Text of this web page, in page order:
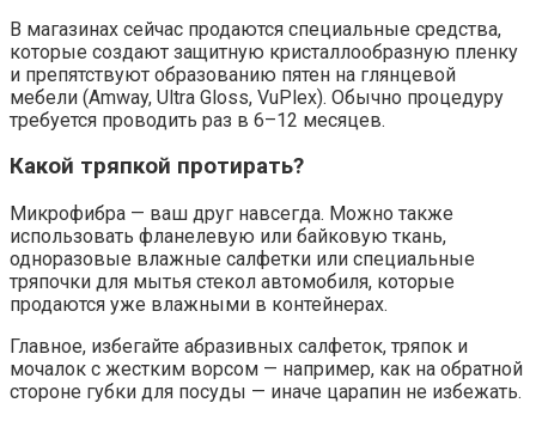
В магазинах сейчас продаются специальные средства,
которые создают защитную кристаллообразную пленку
и препятствуют образованию пятен на глянцевой
мебели (Amway, Ultra Gloss, VuPlex). Обычно процедуру
требуется проводить раз в 6–12 месяцев.
Какой тряпкой протирать?
Микрофибра — ваш друг навсегда. Можно также
использовать фланелевую или байковую ткань,
одноразовые влажные салфетки или специальные
тряпочки для мытья стекол автомобиля, которые
продаются уже влажными в контейнерах.
Главное, избегайте абразивных салфеток, тряпок и
мочалок с жестким ворсом — например, как на обратной
стороне губки для посуды — иначе царапин не избежать.